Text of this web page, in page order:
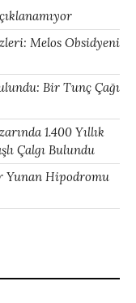
Melos Obsidyeni
Bir Tunç Çağı
1.400 Yıllık
Çalgı Bulundu
Yunan Hipodromu